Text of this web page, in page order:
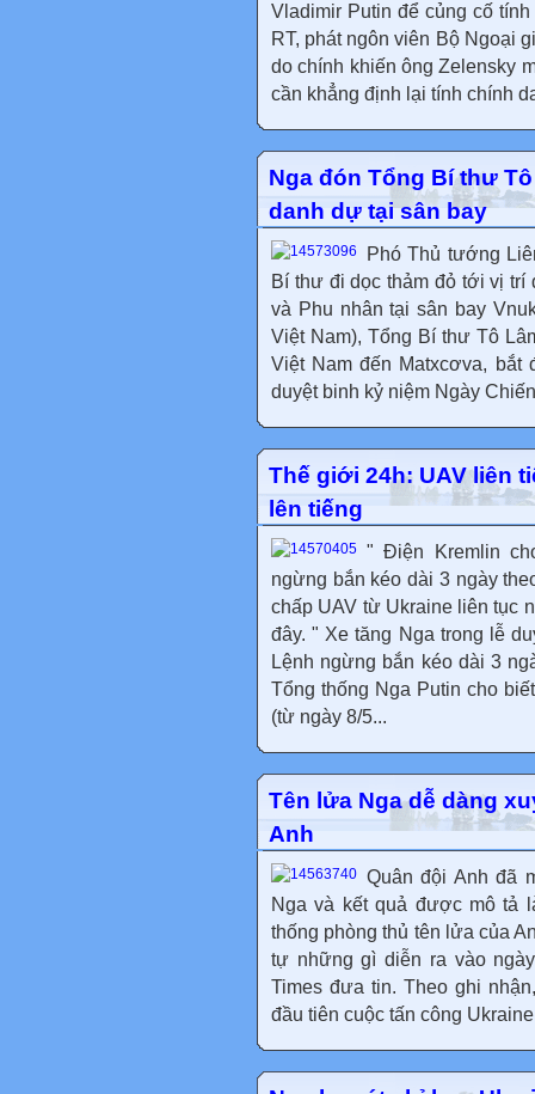
Vladimir Putin để củng cố
RT, phát ngôn viên Bộ Ngoại
do chính khiến ông Zelensky
cần khẳng định lại tính chính
Nga đón Tổng Bí thư
danh dự tại sân bay
Phó Thủ tướng
Bí thư đi dọc thảm đỏ tới vị
và Phu nhân tại sân bay
Việt Nam), Tổng Bí thư Tô
Việt Nam đến Matxcơva, bắt
duyệt binh kỷ niệm Ngày
Thế giới 24h: UAV liên
lên tiếng
" Điện Kremlin
ngừng bắn kéo dài 3 ngày
chấp UAV từ Ukraine liên tục
đây. " Xe tăng Nga trong lễ
Lệnh ngừng bắn kéo dài 3
Tổng thống Nga Putin cho
(từ ngày 8/5...
Tên lửa Nga dễ dàng
Anh
Quân đội Anh đã
Nga và kết quả được mô tả
thống phòng thủ tên lửa của
tự những gì diễn ra vào
Times đưa tin. Theo ghi
đầu tiên cuộc tấn công